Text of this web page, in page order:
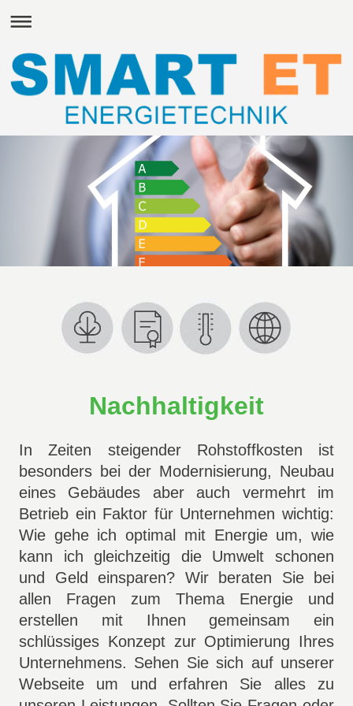
Nachhaltigkeit
In Zeiten steigender Rohstoffkosten ist
besonders bei der Modernisierung, Neubau
eines Gebäudes aber auch vermehrt im
Betrieb ein Faktor für Unternehmen wichtig:
Wie gehe ich optimal mit Energie um, wie
kann ich gleichzeitig die Umwelt schonen
und Geld einsparen? Wir beraten Sie bei
allen Fragen zum Thema Energie und
erstellen mit Ihnen gemeinsam ein
schlüssiges Konzept zur Optimierung Ihres
Unternehmens. Sehen Sie sich auf unserer
Webseite um und erfahren Sie alles zu